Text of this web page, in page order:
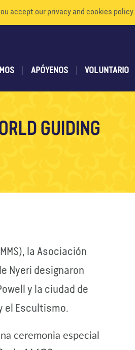
accept our privacy and cookies policy.
APÓYENOS VOLUNTARIO
GUIDING
la Asociación
Nyeri designaron
y la ciudad de
el Escultismo.
ceremonia especial